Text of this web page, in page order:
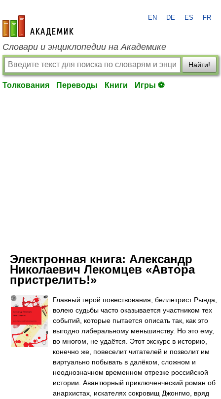
academic.ru
EN DE ES FR
Словари и энциклопедии на Академике
Найти!
Толкования Переводы Книги Игры ⚽
Электронная книга: Александр
Николаевич Лекомцев «Автора
пристрелить!»
Главный герой повествования, беллетрист Рында,
волею судьбы часто оказывается участником тех
событий, которые пытается описать так, как это
выгодно либеральному меньшинству. Но это ему,
во многом, не удаётся. Этот экскурс в историю,
конечно же, повеселит читателей и позволит им
виртуально побывать в далёком, сложном и
неоднозначном временном отрезке российской
истории. Авантюрный приключенческий роман об
анархистах, искателях сокровищ Джонгмо, вряд